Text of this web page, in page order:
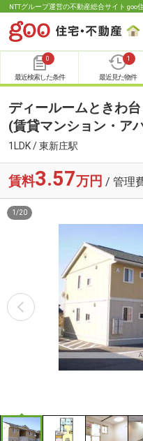
NTTグループ運営の不動産総合サイト goo
0
最近検索した条件
1
最近見た物件
ディールームときわ
(賃貸マンション・ア
1LDK / 東新庄駅
賃料3.57万円 / 管理
1 /20